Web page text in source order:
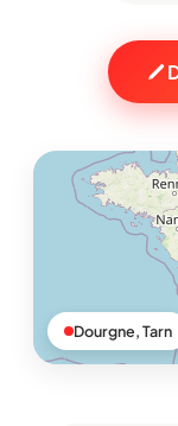
Dourgne, Tarn